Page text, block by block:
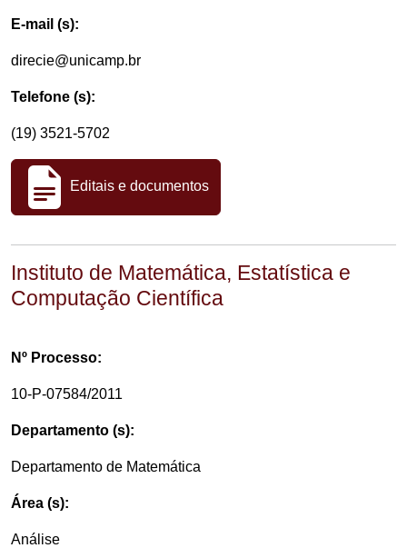
E-mail (s):
direcie@unicamp.br
Telefone (s):
(19) 3521-5702
Editais e documentos
Instituto de Matemática, Estatística e
Computação Científica
Nº Processo:
10-P-07584/2011
Departamento (s):
Departamento de Matemática
Área (s):
Análise